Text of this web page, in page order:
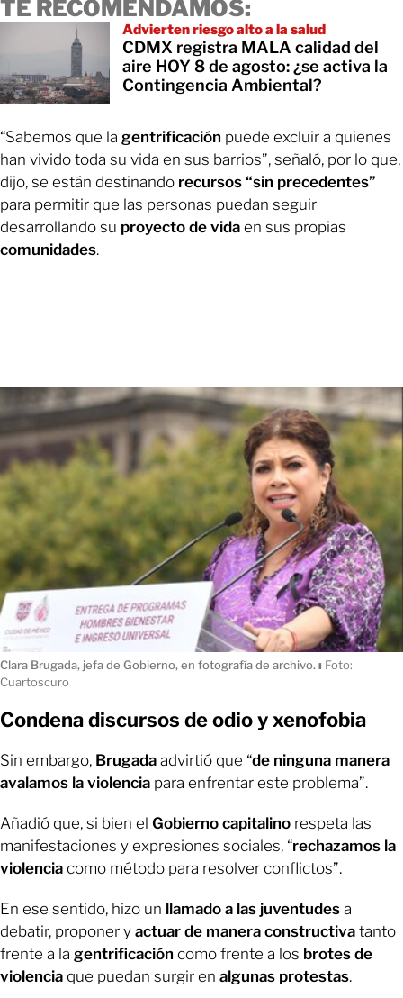
TE RECOMENDAMOS:
Advierten riesgo alto a la salud
CDMX registra MALA calidad del
aire HOY 8 de agosto: ¿se activa la
Contingencia Ambiental?
“Sabemos que la gentrificación puede excluir a quienes
han vivido toda su vida en sus barrios”, señaló, por lo que,
dijo, se están destinando recursos “sin precedentes”
para permitir que las personas puedan seguir
desarrollando su proyecto de vida en sus propias
comunidades.
Clara Brugada, jefa de Gobierno, en fotografía de archivo. ı Foto:
Cuartoscuro
Condena discursos de odio y xenofobia
Sin embargo, Brugada advirtió que “de ninguna manera
avalamos la violencia para enfrentar este problema”.
Añadió que, si bien el Gobierno capitalino respeta las
manifestaciones y expresiones sociales, “rechazamos la
violencia como método para resolver conflictos”.
En ese sentido, hizo un llamado a las juventudes a
debatir, proponer y actuar de manera constructiva tanto
frente a la gentrificación como frente a los brotes de
violencia que puedan surgir en algunas protestas.